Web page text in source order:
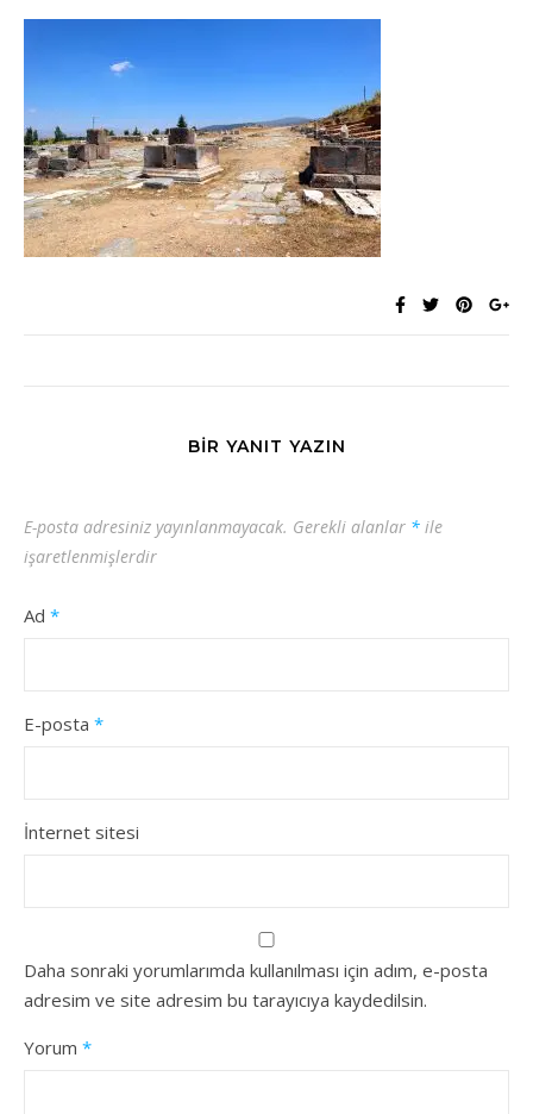
BIR YANIT YAZIN
E-posta adresiniz yayınlanmayacak. Gerekli alanlar * ile
işaretlenmişlerdir
Ad *
E-posta *
İnternet sitesi
Daha sonraki yorumlarımda kullanılması için adım, e-posta
adresim ve site adresim bu tarayıcıya kaydedilsin.
Yorum *